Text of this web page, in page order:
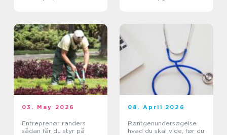
03. May 2026
Entreprenør randers
sådan får du styr på
08. April 2026
Røntgenundersøgelse
hvad du skal vide, før du